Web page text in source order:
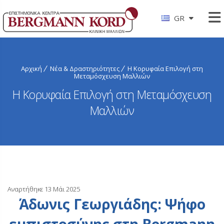
GR
Αρχική Νέα & Δραστηριότητες
Η Κορυφαία Επιλογή στη
Μεταμόσχευση Μαλλιών
Η Κορυφαία Επιλογή στη Μεταμόσχευση
Μαλλιών
Αναρτήθηκε 13 Μάι 2025
Άδωνις Γεωργιάδης: Ψήφο